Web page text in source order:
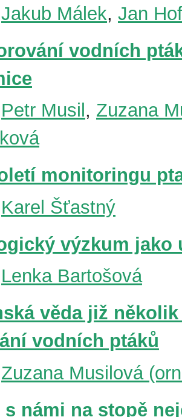
Jakub Málek, Jan
vodních
Petr Musil , Zuzana
monitoringu
Karel Šťastný
výzkum jako
Lenka Bartošová
věda již
vodních ptáků
Zuzana Musilová
s námi na stopě